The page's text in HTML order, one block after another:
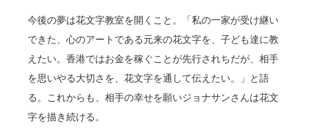
今後の夢は花文字教室を開くこと。「私の一家が受け継い
できた、心のアートである元来の花文字を、子ども達に教
えたい。香港ではお金を稼ぐことが先行されちだが、相手
を思いやる大切さを、花文字を通して伝えたい。」と語
る。これからも、相手の幸せを願いジョナサンさんは花文
字を描き続ける。